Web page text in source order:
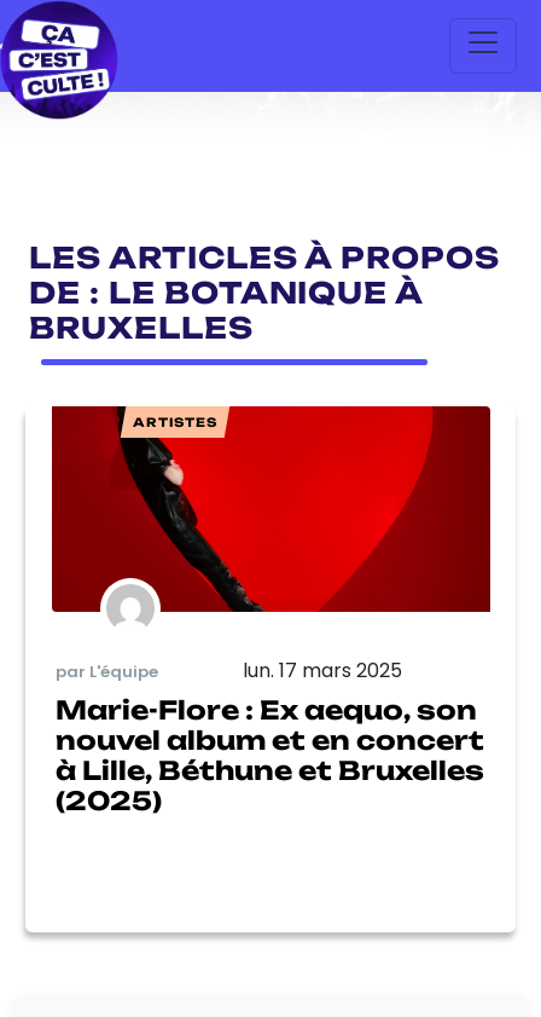
LES ARTICLES À PROPOS
DE : LE BOTANIQUE À
BRUXELLES
ARTISTES
par L'équipe lun. 17 mars 2025
Marie-Flore : Ex aequo, son
nouvel album et en concert
à Lille, Béthune et Bruxelles
(2025)